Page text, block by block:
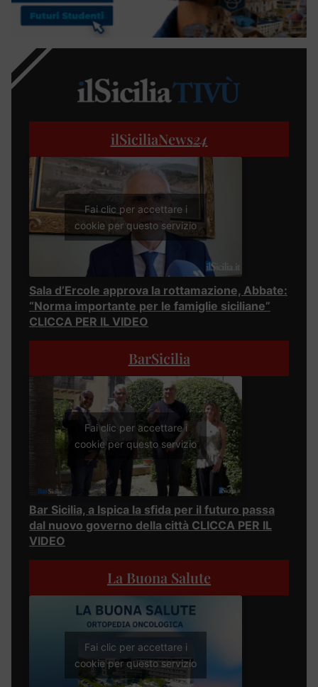
ilSiciliaNews24
Fai clic per accettare i
cookie per questo servizio
Sala d’Ercole approva la rottamazione, Abbate:
“Norma importante per le famiglie siciliane”
CLICCA PER IL VIDEO
BarSicilia
Fai clic per accettare i
cookie per questo servizio
Bar Sicilia, a Ispica la sfida per il futuro passa
dal nuovo governo della città CLICCA PER IL
VIDEO
La Buona Salute
Fai clic per accettare i
cookie per questo servizio